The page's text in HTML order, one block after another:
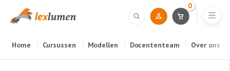
Home Cursussen Modellen Docententeam Over ons
0